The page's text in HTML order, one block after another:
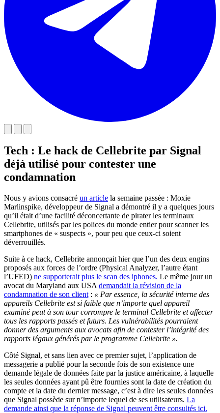
Tech : Le hack de Cellebrite par Signal
déjà utilisé pour contester une
condamnation
Nous y avions consacré un article la semaine passée : Moxie
Marlinspike, développeur de Signal a démontré il y a quelques jours
qu’il était d’une facilité déconcertante de pirater les terminaux
Cellebrite, utilisés par les polices du monde entier pour scanner les
smartphones de « suspects », pour peu que ceux-ci soient
déverrouillés.
Suite à ce hack, Cellebrite annonçait hier que l’un des deux engins
proposés aux forces de l’ordre (Physical Analyzer, l’autre étant
l’UFED) ne supporterait plus le scan des iphones. Le même jour un
avocat du Maryland aux USA demandait la révision de la
condamnation de son client : « Par essence, la sécurité interne des
appareils Cellebrite est si faible que n’importe quel appareil
examiné peut à son tour corrompre le terminal Cellebrite et affecter
tous les rapports passés et futurs. Les vulnérabilités pourraient
donner des arguments aux avocats afin de contester l’intégrité des
rapports légaux générés par le programme Cellebrite ».
Côté Signal, et sans lien avec ce premier sujet, l’application de
messagerie a publié pour la seconde fois de son existence une
demande légale de données faite par la justice américaine, à laquelle
les seules données ayant pû être fournies sont la date de création du
compte et la date du dernier message, c’est à dire les seules données
que Signal possède sur n’importe lequel de ses utilisateurs. La
demande ainsi que la réponse de Signal peuvent être consultés ici.